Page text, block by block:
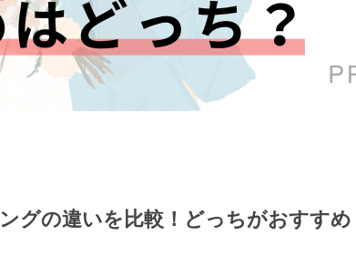
グの違いを比較！どっちがおすすめ